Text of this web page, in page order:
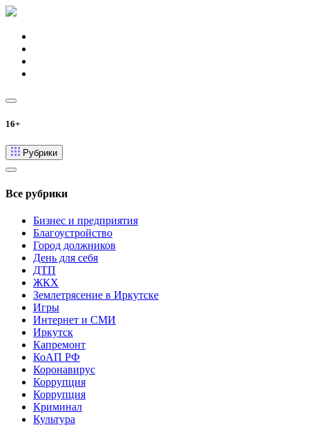
16+
Рубрики
Все рубрики
Бизнес и предприятия
Благоустройство
Город должников
День для себя
ДТП
ЖКХ
Землетрясение в Иркутске
Игры
Интернет и СМИ
Иркутск
Капремонт
КоАП РФ
Коронавирус
Коррупция
Коррупция
Криминал
Культура